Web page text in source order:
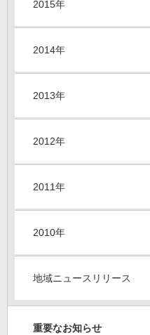
2015年
2014年
2013年
2012年
2011年
2010年
地域ニュースリリース
重要なお知らせ